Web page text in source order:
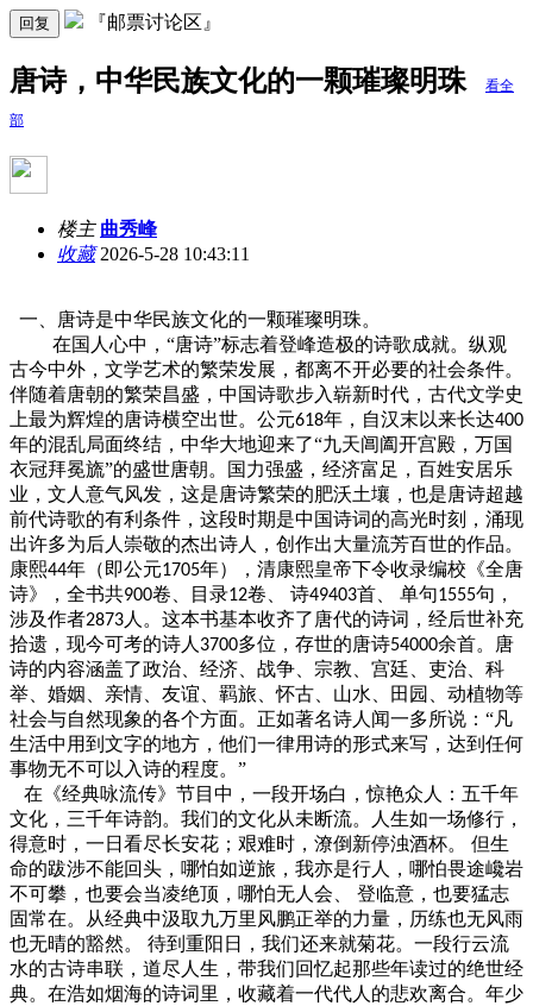
回复 『邮票讨论区』
唐诗，中华民族文化的一颗璀璨明珠 看全
部
楼主 曲秀峰
收藏2026-5-28 10:43:11
一、唐诗是中华民族文化的一颗璀璨明珠。
在国人心中，“唐诗”标志着登峰造极的诗歌成就。纵观
古今中外，文学艺术的繁荣发展，都离不开必要的社会条件。
伴随着唐朝的繁荣昌盛，中国诗歌步入崭新时代，古代文学史
上最为辉煌的唐诗横空出世。公元618年，自汉末以来长达400
年的混乱局面终结，中华大地迎来了“九天阊阖开宫殿，万国
衣冠拜冕旒”的盛世唐朝。国力强盛，经济富足，百姓安居乐
业，文人意气风发，这是唐诗繁荣的肥沃土壤，也是唐诗超越
前代诗歌的有利条件，这段时期是中国诗词的高光时刻，涌现
出许多为后人崇敬的杰出诗人，创作出大量流芳百世的作品。
康熙44年（即公元1705年），清康熙皇帝下令收录编校《全唐
诗》，全书共900卷、目录12卷、 诗49403首、 单句1555句，
涉及作者2873人。这本书基本收齐了唐代的诗词，经后世补充
拾遗，现今可考的诗人 3700多位，存世的唐诗54000余首。唐
诗的内容涵盖了政治、经济、战争、宗教、宫廷、吏治、科
举、婚姻、亲情、友谊、羁旅、怀古、山水、田园、动植物等
社会与自然现象的各个方面。正如著名诗人闻一多所说：“凡
生活中用到文字的地方，他们一律用诗的形式来写，达到任何
事物无不可以入诗的程度。”
在《经典咏流传》节目中，一段开场白，惊艳众人：五千年
文化，三千年诗韵。我们的文化从未断流。人生如一场修行，
得意时，一日看尽长安花；艰难时，潦倒新停浊酒杯。
但生
命的跋涉不能回头，哪怕如逆旅，我亦是行人，哪怕畏途巉岩
不可攀，也要会当凌绝顶，哪怕无人会、
登临意，也要猛志
固常在。从经典中汲取九万里风鹏正举的力量，历练也无风雨
也无晴的豁然。
待到重阳日，我们还来就菊花。一段行云流
水的古诗串联，道尽人生，带我们回忆起那些年读过的绝世经
典。在浩如烟海的诗词里，收藏着一代代人的悲欢离合。年少